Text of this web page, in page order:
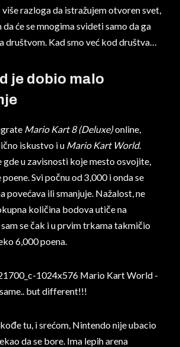
razloga da istražujem otvoren svet,
da će se mnogima svideti samo da ga
društvom. Kad smo već kod društva…
je dobio malo
Mario Kart 8 (Deluxe)online,
iskustvo i u Mario Kart World.
u zavisnosti koje mesto osvojite,
Svi počnu od 3,000 i onda se
povećava ili smanjuje. Nažalost, ne
količina bodova utiče na
se čak i u prvim trkama takmičio
6,000 poena.
tu, i srećom, Nintendo nije ubacio
da se bore. Ima lepih arena